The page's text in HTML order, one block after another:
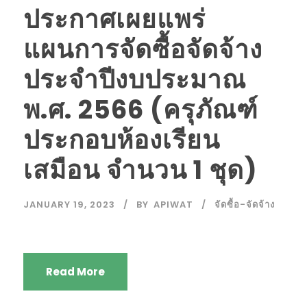
ประกาศเผยแพร่
แผนการจัดซื้อจัดจ้าง
ประจำปีงบประมาณ
พ.ศ. 2566 (ครุภัณฑ์
ประกอบห้องเรียน
เสมือน จำนวน 1 ชุด)
JANUARY 19, 2023 BY APIWAT จัดซื้อ-จัดจ้าง
Read More